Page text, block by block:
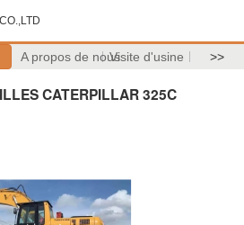
A propos de nousVisite d'usine >>
CATERPILLAR 325C